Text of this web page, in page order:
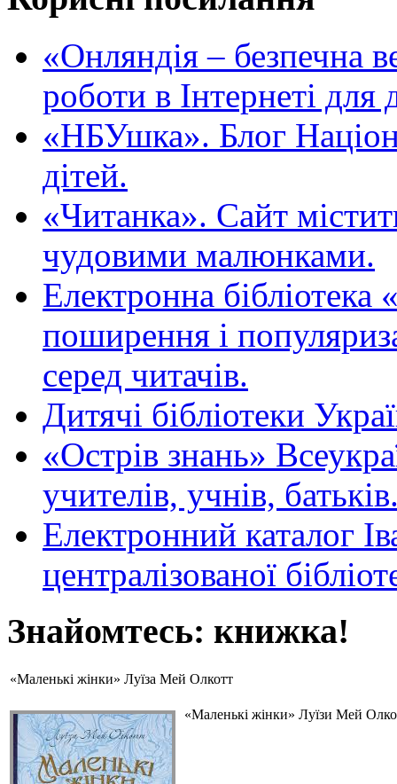
«Oнляндія – безпечна
роботи в Інтернеті для
«НБУшка». Блог
дітей.
«Читанка». Сайт
чудовими малюнками.
Електронна
поширення і
серед читачів.
Дитячі бібліотеки
«Острів знань»
учителів, учнів,
Електронний каталог
централізованої
Знайомтесь: книжка!
«Маленькі жінки» Луїза Мей Олкотт
«Маленькі жінки» Луїзи Мей